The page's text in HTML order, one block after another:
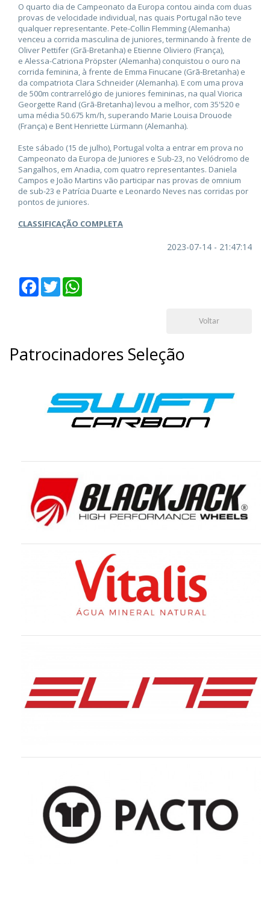
O quarto dia de Campeonato da Europa contou ainda com duas
provas de velocidade individual, nas quais Portugal não teve
qualquer representante. Pete-Collin Flemming (Alemanha)
venceu a corrida masculina de juniores, terminando à frente de
Oliver Pettifer (Grã-Bretanha) e Etienne Oliviero (França),
e Alessa-Catriona Pröpster (Alemanha) conquistou o ouro na
corrida feminina, à frente de Emma Finucane (Grã-Bretanha) e
da compatriota Clara Schneider (Alemanha). E com uma prova
de 500m contrarrelógio de juniores femininas, na qual Viorica
Georgette Rand (Grã-Bretanha) levou a melhor, com 35'520 e
uma média 50.675 km/h, superando Marie Louisa Drouode
(França) e Bent Henriette Lürmann (Alemanha).
Este sábado (15 de julho), Portugal volta a entrar em prova no
Campeonato da Europa de Juniores e Sub-23, no Velódromo de
Sangalhos, em Anadia, com quatro representantes. Daniela
Campos e João Martins vão participar nas provas de omnium
de sub-23 e Patrícia Duarte e Leonardo Neves nas corridas por
pontos de juniores.
CLASSIFICAÇÃO COMPLETA
2023-07-14 - 21:47:14
Facebook
Twitter
Voltar
Patrocinadores Seleção